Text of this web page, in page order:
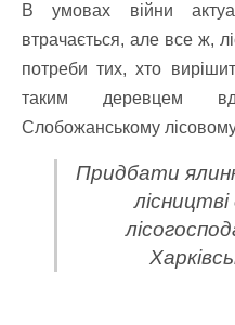
В умовах війни
втрачається, але все ж,
потреби тих, хто
таким деревцем
Слобожанському
Придбати